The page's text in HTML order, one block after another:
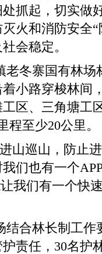
抓起，切实做
火和消防安全
会稳定。
老冬寨国有林场
小路穿梭林间
区、三角塘工
至少20公里。
山巡山，防止
们也有一个
我们有一个快
结合林长制工作
责任，30名护